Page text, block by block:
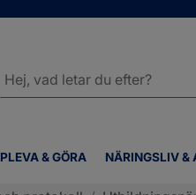
& GÖRA NÄRINGSLIV &
webbplatsen